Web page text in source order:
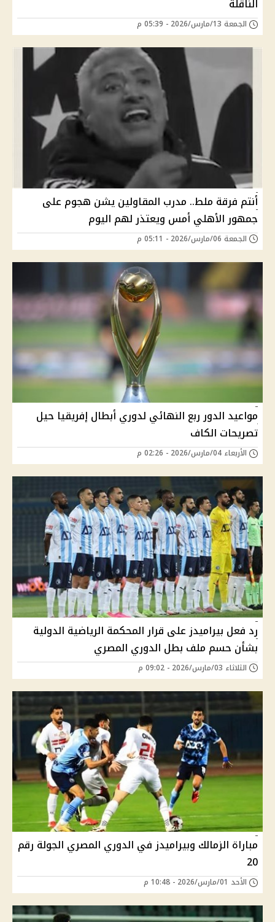
الناقلة
الجمعة 13/مارس/2026 - 05:39 م
أنتم فرقة ملط.. مدرب المقاولين يشن هجوم على
جمهور الأهلي أمس ويعتذر لهم اليوم
الجمعة 06/مارس/2026 - 05:11 م
مواعيد الدور ربع النهائي لدوري أبطال إفريقيا حيل
تصريحات الكاف
الأربعاء 04/مارس/2026 - 02:26 م
رد فعل بيراميدز على قرار المحكمة الرياضية الدولية
بشأن حسم ملف بطل الدوري المصري
الثلاثاء 03/مارس/2026 - 09:02 م
مباراة الزمالك وبيراميدز في الدوري المصري الجولة رقم
20
الأحد 01/مارس/2026 - 10:48 م